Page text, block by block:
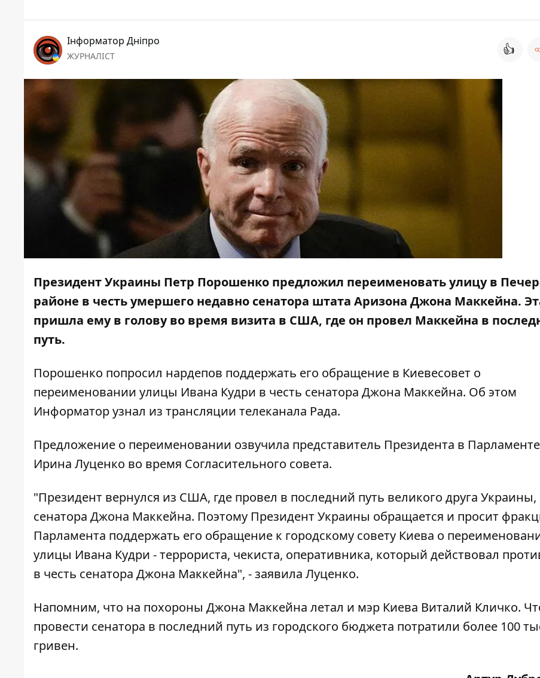
Інформатор Дніпро
ЖУРНАЛІСТ 👍
Президент Украины Петр Порошенко предложил переименовать улицу в
районе в честь умершего недавно сенатора штата Аризона Джона Маккейна.
пришла ему в голову во время визита в США, где он провел Маккейна в
путь.
Порошенко попросил нардепов поддержать его обращение в Киевесовет о
переименовании улицы Ивана Кудри в честь сенатора Джона Маккейна. Об этом
Информаторузнал из трансляции телеканала Рада.
Предложение о переименовании озвучила представитель Президента в Парламенте
Ирина Луценко во время Согласительного совета.
"Президент вернулся из США, где провел в последний путь великого друга Украины,
сенатора Джона Маккейна. Поэтому Президент Украины обращается и просит
Парламента поддержать его обращение к городскому совету Киева о
улицы Ивана Кудри - террориста, чекиста, оперативника, который действовал
в честь сенатора Джона Маккейна", - заявила Луценко.
Напомним, что на похороны Джона Маккейна летал и мэр Киева Виталий Кличко.
провести сенатора в последний путь из городского бюджета потратили более 100
гривен.